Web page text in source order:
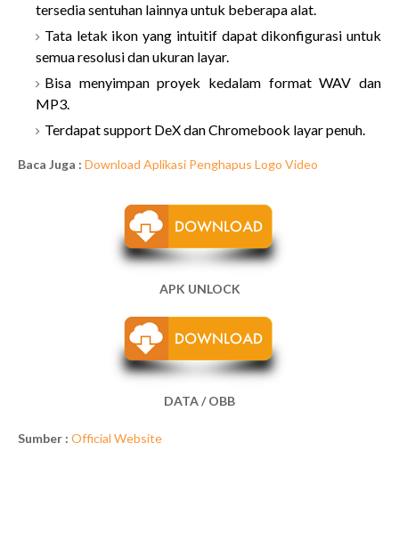
tersedia sentuhan lainnya untuk beberapa alat.
Tata letak ikon yang intuitif dapat dikonfigurasi untuk
semua resolusi dan ukuran layar.
Bisa menyimpan proyek kedalam format WAV dan
MP3.
Terdapatsupport DeX dan Chromebook layar penuh.
Baca Juga : Download Aplikasi Penghapus Logo Video
APK UNLOCK
DATA / OBB
Sumber : Official Website